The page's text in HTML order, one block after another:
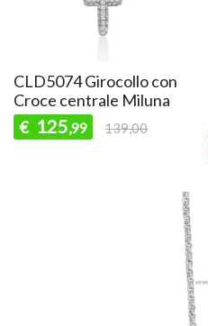
CLD5074 Girocollo con
Croce centrale Miluna
€ 125,99 139,00